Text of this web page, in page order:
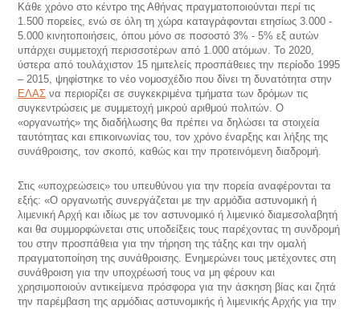
Κάθε χρόνο στο κέντρο της Αθήνας πραγματοποιούνται περί τις
1.500 πορείες, ενώ σε όλη τη χώρα καταγράφονται ετησίως 3.000 -
5.000 κινητοποιήσεις, όπου μόνο σε ποσοστό 3% - 5% εξ αυτών
υπάρχει συμμετοχή περισσοτέρων από 1.000 ατόμων. Το 2020,
ύστερα από τουλάχιστον 15 ημιτελείς προσπάθειες την περίοδο 1995
– 2015, ψηφίστηκε το νέο νομοσχέδιο που δίνει τη δυνατότητα στην
ΕΛΑΣνα περιορίζει σε συγκεκριμένα τμήματα των δρόμων τις
συγκεντρώσεις με συμμετοχή μικρού αριθμού πολιτών. Ο
«οργανωτής» της διαδήλωσης θα πρέπει να δηλώσει τα στοιχεία
ταυτότητας και επικοινωνίας του, τον χρόνο έναρξης και λήξης της
συνάθροισης, τον σκοπό, καθώς και την προτεινόμενη διαδρομή.
Στις «υποχρεώσεις» του υπευθύνου για την πορεία αναφέρονται τα
εξής: «Ο οργανωτής συνεργάζεται με την αρμόδια αστυνομική ή
λιμενική Αρχή και ιδίως με τον αστυνομικό ή λιμενικό διαμεσολαβητή
και θα συμμορφώνεται στις υποδείξεις τους παρέχοντας τη συνδρομή
του στην προσπάθεια για την τήρηση της τάξης και την ομαλή
πραγματοποίηση της συνάθροισης. Ενημερώνει τους μετέχοντες στη
συνάθροιση για την υποχρέωσή τους να μη φέρουν και
χρησιμοποιούν αντικείμενα πρόσφορα για την άσκηση βίας και ζητά
την παρέμβαση της αρμόδιας αστυνομικής ή λιμενικής Αρχής για την